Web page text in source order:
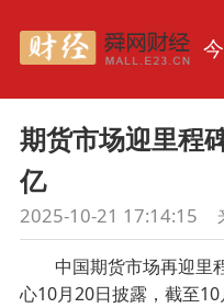
期货市场迎里程
亿
2025-10-21 17:14:15
中国期货市场再迎里
心10月20日披露，截至